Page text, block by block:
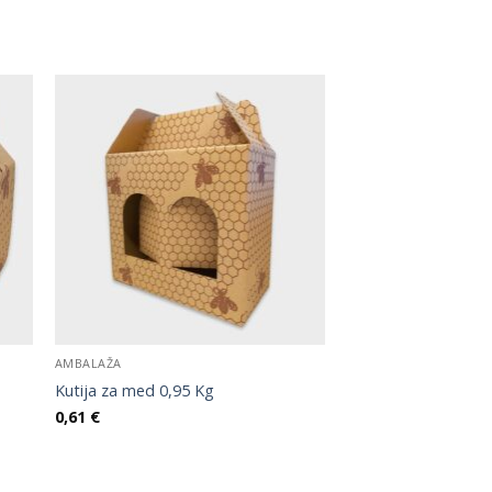
AMBALAŽA
Kutija za med 0,95 Kg
0,61 €